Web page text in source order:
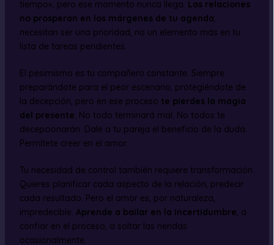
tiempo», pero ese momento nunca llega. Las relaciones
no prosperan en los márgenes de tu agenda;
necesitan ser una prioridad, no un elemento más en tu
lista de tareas pendientes.
El pesimismo es tu compañero constante. Siempre
preparándote para el peor escenario, protegiéndote de
la decepción, pero en ese proceso te pierdes la magia
del presente. No todo terminará mal. No todos te
decepcionarán. Dale a tu pareja el beneficio de la duda.
Permítete creer en el amor.
Tu necesidad de control también requiere transformación.
Quieres planificar cada aspecto de la relación, predecir
cada resultado. Pero el amor es, por naturaleza,
impredecible. Aprende a bailar en la incertidumbre, a
confiar en el proceso, a soltar las riendas
ocasionalmente.